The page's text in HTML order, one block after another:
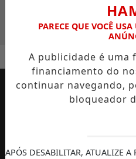
SEM CAIR EM GOLPES
EM ALTA
AUTOMOBILISMO
PARECE QUE VOCÊ
A publicidade é
financiamento do
continuar navegando,
bloqueador
APÓS DESABILITAR, ATUALIZE